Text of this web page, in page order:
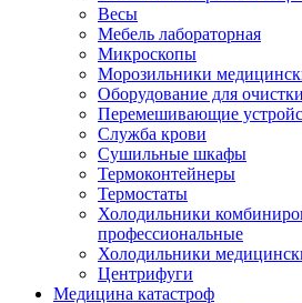
Весы
Мебель лабораторная
Микроскопы
Морозильники
Оборудование для
Перемешивающие
Служба крови
Сушильные шкафы
Термоконтейнеры
Термостаты
Холодильники
профессиональные
Холодильники
Центрифуги
Медицина катастроф